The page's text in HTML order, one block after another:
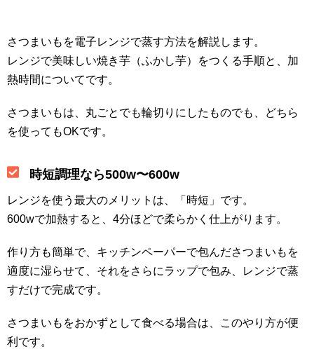
さつまいもを電子レンジで蒸す方法を解説します。
レンジで美味しい焼き芋（ふかし芋）をつくる手順と、加
熱時間についてです。
さつまいもは、丸ごとでも輪切りにしたものでも、どちら
を使ってもOKです。
時短調理なら500w〜600w
レンジを使う最大のメリットは、「時短」です。
600wで加熱すると、4分ほどで柔らかく仕上がります。
作り方も簡単で、キッチンペーパーで包んださつまいもを
適度に湿らせて、それをさらにラップで包み、レンジで蒸
すだけで完成です。
さつまいもをおかずとして食べる場合は、このやり方が便
利です。